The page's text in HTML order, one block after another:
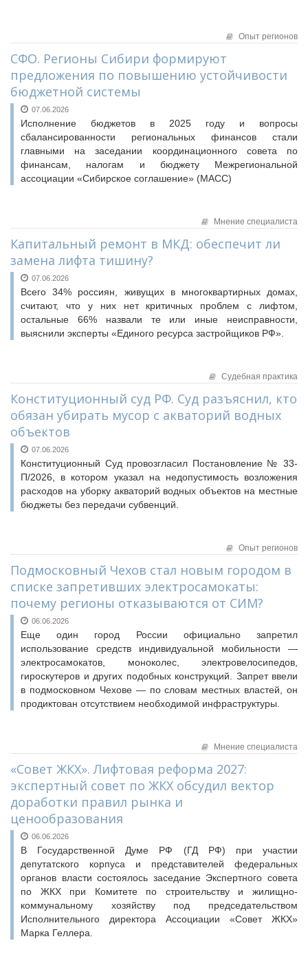
Опыт регионов
СФО. Регионы Сибири формируют
предложения по повышению устойчивости
бюджетной системы
07.06.2026
Исполнение бюджетов в 2025 году и вопросы
сбалансированности региональных финансов стали
главными на заседании координационного совета по
финансам, налогам и бюджету Межрегиональной
ассоциации «Сибирское соглашение» (МАСС)
Мнение специалиста
Капитальный ремонт в МКД: обеспечит ли
замена лифта тишину?
07.06.2026
Всего 34% россиян, живущих в многоквартирных домах,
считают, что у них нет критичных проблем с лифтом,
остальные 66% назвали те или иные неисправности,
выяснили эксперты «Единого ресурса застройщиков РФ».
Судебная практика
Конституционный суд РФ. Суд разъяснил, кто
обязан убирать мусор с акваторий водных
объектов
07.06.2026
Конституционный Суд провозгласил Постановление № 33-
П/2026, в котором указал на недопустимость возложения
расходов на уборку акваторий водных объектов на местные
бюджеты без передачи субвенций.
Опыт регионов
Подмосковный Чехов стал новым городом в
списке запретивших электросамокаты:
почему регионы отказываются от СИМ?
06.06.2026
Еще один город России официально запретил
использование средств индивидуальной мобильности —
электросамокатов, моноколес, электровелосипедов,
гироскутеров и других подобных конструкций. Запрет ввели
в подмосковном Чехове — по словам местных властей, он
продиктован отсутствием необходимой инфраструктуры.
Мнение специалиста
«Совет ЖКХ». Лифтовая реформа 2027:
экспертный совет по ЖКХ обсудил вектор
доработки правил рынка и
ценообразования
06.06.2026
В Государственной Думе РФ (ГД РФ) при участии
депутатского корпуса и представителей федеральных
органов власти состоялось заседание Экспертного совета
по ЖКХ при Комитете по строительству и жилищно-
коммунальному хозяйству под председательством
Исполнительного директора Ассоциации «Совет ЖКХ»
Марка Геллера.